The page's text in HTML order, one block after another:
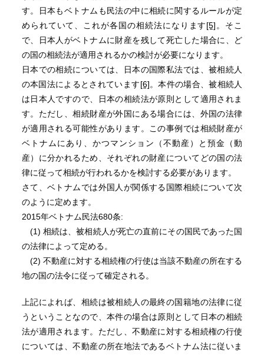
す。日本もベトナムも民法の中に相続に関するルールが定
められていて、これが各国の相続法になります[5] 。そこ
で、日本人がベトナムに財産を残して死亡した場合に、ど
の国の相続法が適用されるかの検討が必要になります。
日本での相続については、日本の国際私法では、被相続人
の本国法によるとされています[6]。本件の場合、被相続人
は日本人ですので、日本の相続法が原則として適用されま
す。ただし、相続財産が外国にある場合には、外国の法律
が適用される可能性があります。この事例では相続財産が
ベトナムにあり、かつマンション（不動産）と預金（動
産）に分かれるため、それぞれの財産についてどの国の法
律に従って相続が行われるかを検討する必要があります。
さて、ベトナムでは外国人が関係する国際相続について次
のように定めます。
2015年ベトナム民法680条:
(1) 相続は、被相続人が死亡の直前にその国民であった国
の法律によって定める。
(2) 不動産に対する相続権の行使は当該不動産の所在する
地の国の法令に従って確定される。
上記によれば、相続は被相続人の最終の国籍地の法律に従
うということなので、本件の場合は原則として日本の相続
法が適用されます。ただし、不動産に対する相続権の行使
については、不動産の所在地法であるベトナム法に従いま